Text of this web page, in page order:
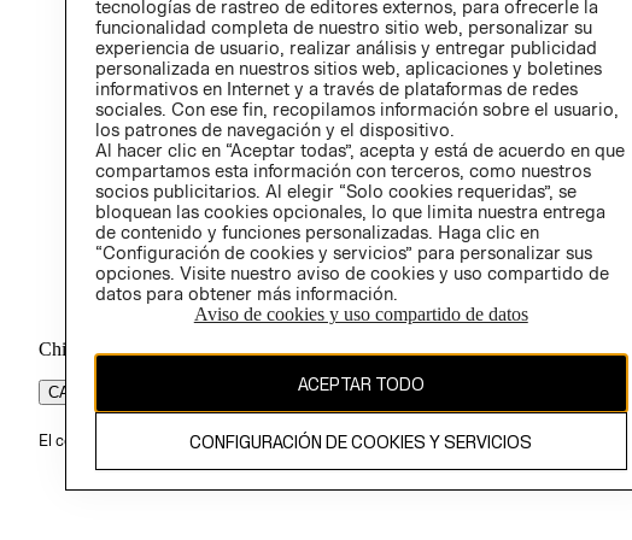
Chile ($)
CAMBIAR REGIÓN
El contenido de esta página web está protegido por copyright y es propiedad de
tecnologías de rastreo de editores externos, para ofrecerle la
funcionalidad completa de nuestro sitio web, personalizar su
experiencia de usuario, realizar análisis y entregar publicidad
personalizada en nuestros sitios web, aplicaciones y boletines
informativos en Internet y a través de plataformas de redes
sociales. Con ese fin, recopilamos información sobre el usuario,
los patrones de navegación y el dispositivo.
Al hacer clic en “Aceptar todas”, acepta y está de acuerdo en que
compartamos esta información con terceros, como nuestros
socios publicitarios. Al elegir “Solo cookies requeridas”, se
bloquean las cookies opcionales, lo que limita nuestra entrega
de contenido y funciones personalizadas. Haga clic en
“Configuración de cookies y servicios” para personalizar sus
opciones. Visite nuestro aviso de cookies y uso compartido de
datos para obtener más información.
Aviso de cookies y uso compartido de datos
ACEPTAR TODO
CONFIGURACIÓN DE COOKIES Y SERVICIOS